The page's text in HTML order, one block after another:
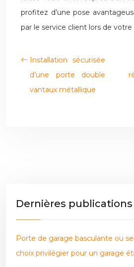
profitez d’une pose
par le service client lors de votre
Installation sécurisée
d’une porte double
vantaux métallique
Dernières publications
Porte de garage basculante ou
choix privilégier pour un garage